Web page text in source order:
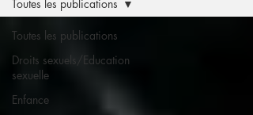
Toutes les publications
Droits sexuels/Education
sexuelle
Enfance
Toutes les publications